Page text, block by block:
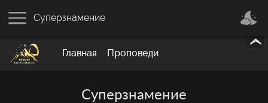
Главная Проповеди
Суперзнамение
Суперзнамение